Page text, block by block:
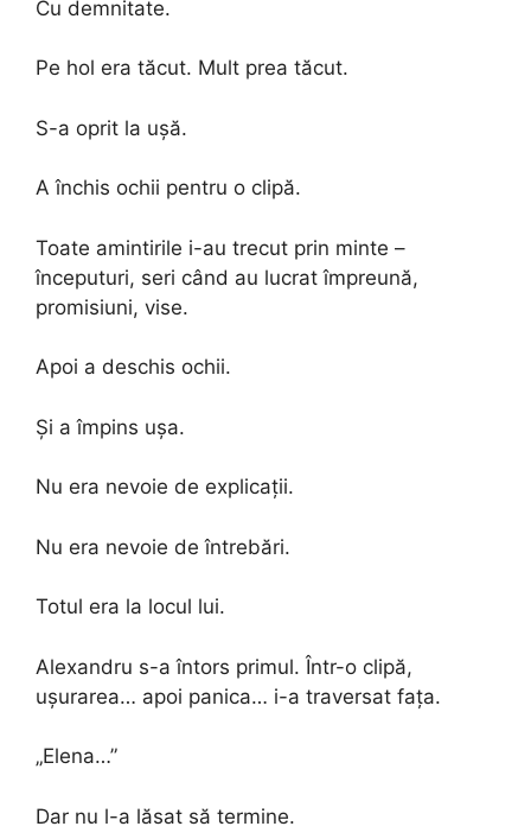
Cu demnitate.
Pe hol era tăcut. Mult prea tăcut.
S-a oprit la ușă.
A închis ochii pentru o clipă.
Toate amintirile i-au trecut prin minte –
începuturi, seri când au lucrat împreună,
promisiuni, vise.
Apoi a deschis ochii.
Și a împins ușa.
Nu era nevoie de explicații.
Nu era nevoie de întrebări.
Totul era la locul lui.
Alexandru s-a întors primul. Într-o clipă,
ușurarea… apoi panica… i-a traversat fața.
„Elena…”
Dar nu l-a lăsat să termine.